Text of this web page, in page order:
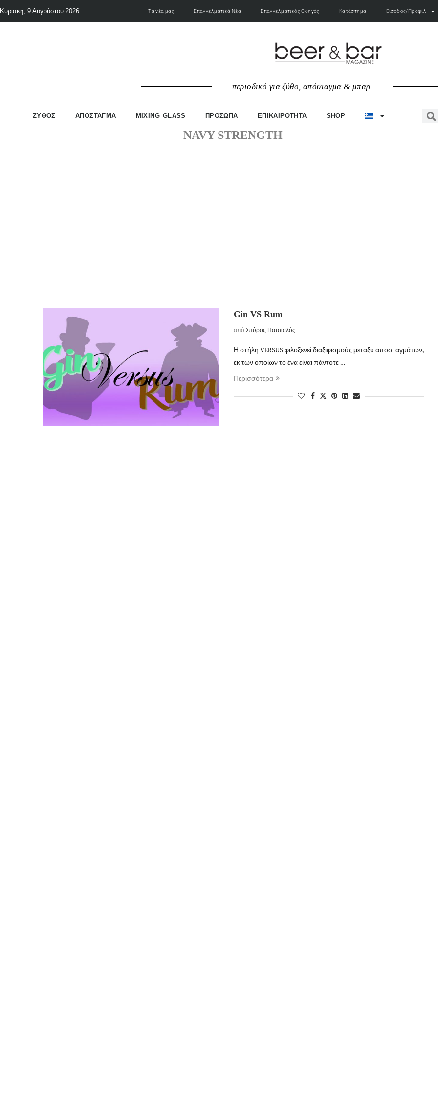
Κυριακή, 9 Αυγούστου 2026 Τα νέα μας Επαγγελματικά Νέα Επαγγελματικός Οδηγός Κατάστημα Είσοδος/Προφίλ
περιοδικό για ζύθο απόσταγμα & μπαρ
ΖΥΘΟΣ ΑΠΟΣΤΑΓΜΑ MIXING GLASS ΠΡΟΣΩΠΑ ΕΠΙΚΑΙΡΟΤΗΤΑ SHOP
NAVY STRENGTH
Gin VS Rum
από Σπύρος Πατσιαλός
Η στήλη VERSUS φιλοξενεί διαξιφισμούς μεταξύ αποσταγμάτων,
εκ των οποίων το ένα είναι πάντοτε …
Περισσότερα